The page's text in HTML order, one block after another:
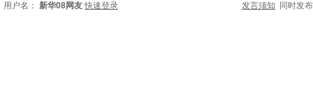
用户名： 新华08网友 快速登录 发言须知 同时发